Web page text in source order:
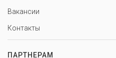
Вакансии
Контакты
ПАРТНЕРАМ